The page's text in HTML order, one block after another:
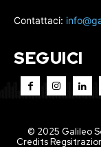
Contattaci:
SEGUICI
© 2025 Galileo
Credits